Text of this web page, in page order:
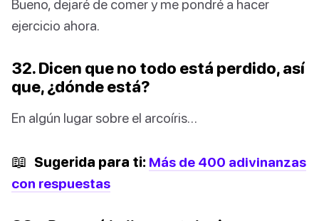
Bueno, dejaré de comer y me pondré a hacer
ejercicio ahora.
32. Dicen que no todo está perdido, así
que, ¿dónde está?
En algún lugar sobre el arcoíris…
📖 Sugerida para ti: Más de 400 adivinanzas
con respuestas